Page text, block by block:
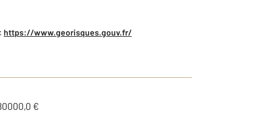
https://www.georisques.gouv.fr/
€